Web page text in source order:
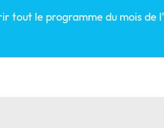
tout le programme du mois de